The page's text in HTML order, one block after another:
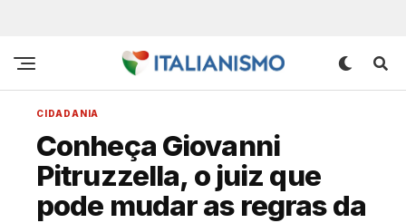
CIDADANIA
Conheça Giovanni
Pitruzzella, o juiz que
pode mudar as regras da